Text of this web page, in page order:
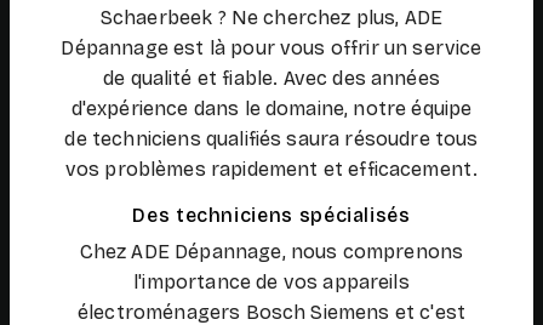
Schaerbeek ? Ne cherchez plus, ADE
Dépannage est là pour vous offrir un service
de qualité et fiable. Avec des années
d'expérience dans le domaine, notre équipe
de techniciens qualifiés saura résoudre tous
vos problèmes rapidement et efficacement.
Des techniciens spécialisés
Chez ADE Dépannage, nous comprenons
l'importance de vos appareils
électroménagers Bosch Siemens et c'est